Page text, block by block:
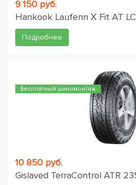
9 150 руб.
Hankook Laufenn X Fit AT
Подробнее
Бесплатный шиномонтаж
10 850 руб.
Gislaved TerraControl ATR